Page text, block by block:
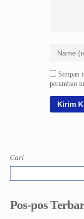
Simpan
peramban
Cari
Pos-pos